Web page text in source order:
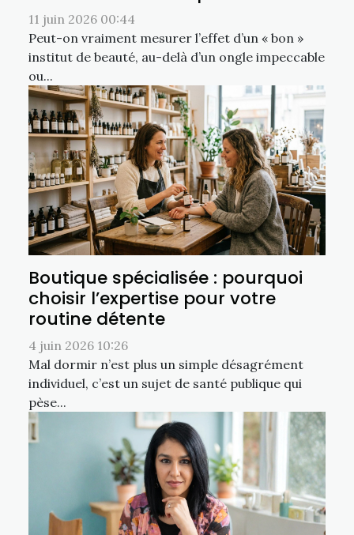
11 juin 2026 00:44
Peut-on vraiment mesurer l’effet d’un « bon »
institut de beauté, au-delà d’un ongle impeccable
ou...
Boutique spécialisée : pourquoi
choisir l’expertise pour votre
routine détente
4 juin 2026 10:26
Mal dormir n’est plus un simple désagrément
individuel, c’est un sujet de santé publique qui
pèse...